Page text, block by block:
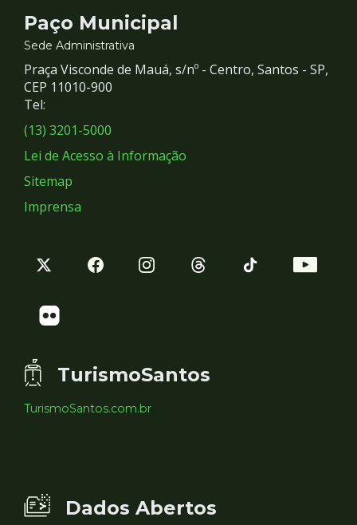
Contato
e
Redes
Sociais
Paço Municipal
Sede Administrativa
Praça Visconde de Mauá, s/nº - Centro, Santos - SP,
CEP 11010-900
Tel:
(13) 3201-5000
Lei de Acesso à Informação
Sitemap
Imprensa
TurismoSantos
TurismoSantos.com.br
Dados Abertos